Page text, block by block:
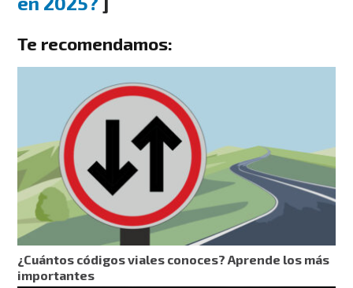
Te recomendamos:
¿Cuántos códigos viales conoces? Aprende los más
importantes